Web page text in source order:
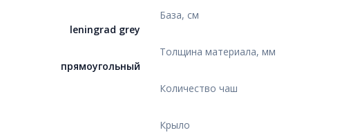
leningrad grey
прямоугольный
База, см
Толщина материала, мм
Количество чаш
Крыло